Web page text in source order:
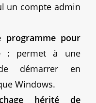
un compte admin
programme pour
: permet à une
démarrer en
Windows.
hérité de